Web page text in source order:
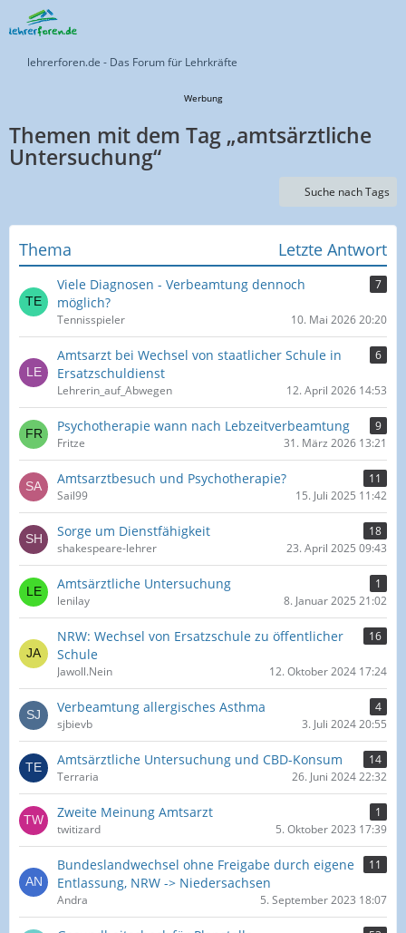
lehrerforen.de - Das Forum für Lehrkräfte
Werbung
Themen mit dem Tag „amtsärztliche
Untersuchung“
Suche nach Tags
Thema Letzte Antwort
Viele Diagnosen - Verbeamtung dennoch
möglich?
7
Tennisspieler 10. Mai 2026 20:20
Amtsarzt bei Wechsel von staatlicher Schule in
Ersatzschuldienst
6
Lehrerin_auf_Abwegen 12. April 2026 14:53
Psychotherapie wann nach Lebzeitverbeamtung
9
Fritze
31. März 2026 13:21
Amtsarztbesuch und Psychotherapie?
11
Sail99
15. Juli 2025 11:42
Sorge um Dienstfähigkeit
18
shakespeare-lehrer
23. April 2025 09:43
Amtsärztliche Untersuchung
1
lenilay
8. Januar 2025 21:02
NRW: Wechsel von Ersatzschule zu öffentlicher
Schule
16
Jawoll.Nein 12. Oktober 2024 17:24
Verbeamtung allergisches Asthma
4
sjbievb
3. Juli 2024 20:55
Amtsärztliche Untersuchung und CBD-Konsum
14
Terraria
26. Juni 2024 22:32
Zweite Meinung Amtsarzt
1
twitizard
5. Oktober 2023 17:39
Bundeslandwechsel ohne Freigabe durch eigene
Entlassung, NRW -> Niedersachsen
11
Andra 5. September 2023 18:07